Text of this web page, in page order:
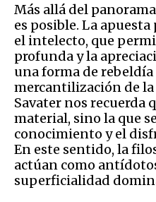
Más allá del
es posible. La
el intelecto, que
profunda y la
una forma de
mercantilización de la
Savater nos recuerda
material, sino la que
conocimiento y el
En este sentido, la
actúan como
superficialidad